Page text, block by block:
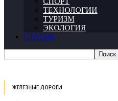
ТЕХНОЛОГИИ
ТУРИЗМ
ЭКОЛОГИЯ
СТАТЬИ
ЖЕЛЕЗНЫЕ ДОРОГИ